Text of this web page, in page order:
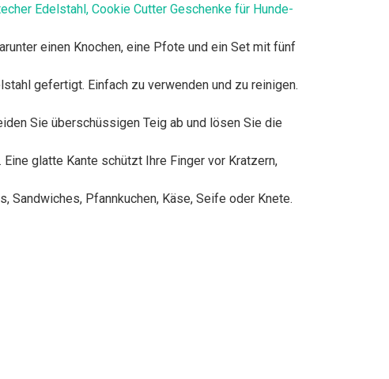
Edelstahl, Cookie Cutter Geschenke für Hunde-
einen Knochen, eine Pfote und ein Set mit fünf
gefertigt. Einfach zu verwenden und zu reinigen.
Sie überschüssigen Teig ab und lösen Sie die
glatte Kante schützt Ihre Finger vor Kratzern,
Sandwiches, Pfannkuchen, Käse, Seife oder Knete.